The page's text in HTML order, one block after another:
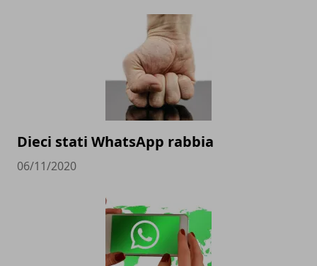
Dieci stati WhatsApp rabbia
06/11/2020